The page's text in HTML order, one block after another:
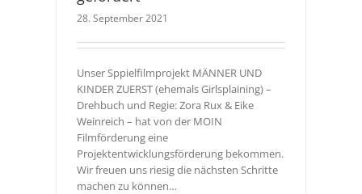
28. September 2021
Unser Sppielfilmprojekt MÄNNER UND
KINDER ZUERST (ehemals Girlsplaining) –
Drehbuch und Regie: Zora Rux & Eike
Weinreich – hat von der MOIN
Filmförderung eine
Projektentwicklungsförderung bekommen.
Wir freuen uns riesig die nächsten Schritte
machen zu können…